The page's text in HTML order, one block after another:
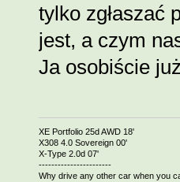
tylko zgłaszać
jest, a czym
Ja osobiście
XE Portfolio 25d AWD 18'
X308 4.0 Sovereign 00'
X-Type 2.0d 07'
-----------------------
Why drive any other car when you